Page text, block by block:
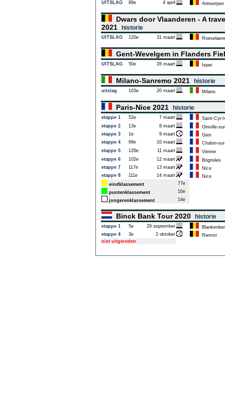
UITSLAG 89e 4 april Antwerpen
Dwars door Vlaanderen - A
2021
historie
UITSLAG 120e 31 maart Roeselaere
Gent-Wevelgem in Flanders
UITSLAG 50e 28 maart Ieper
Milano-Sanremo 2021 historie
uitslag 103e 20 maart Milano
Paris-Nice 2021 historie
etappe 1 52e 7 maart
Saint-
etappe 2
13e 8 maart
Oinville-
etappe 3
1e 9 maart
Gien
etappe 4
69e 10 maart
Chalon-
etappe 5
126e 11 maart
Vienne
etappe 6
102e 12 maart
Brignoles
etappe 7
117e 13 maart
Nice
etappe 8
111e 14 maart
Nice
eindklassement
77e
puntenklassement
10e
jongerenklassement
14e
Binck Bank Tour 2020 historie
etappe 1 5e 29 september
etappe 4
3e 2 oktober
Riemst
niet uitgereden